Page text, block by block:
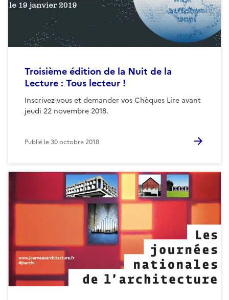
Troisième édition de la Nuit de la
Lecture : Tous lecteur !
Inscrivez-vous et demander vos Chèques Lire avant
jeudi 22 novembre 2018.
Publié le30 octobre 2018